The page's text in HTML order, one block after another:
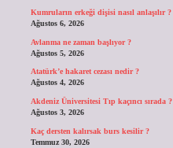
Kumruların erkeği dişisi nasıl anlaşılır ?
Ağustos 6, 2026
Avlanma ne zaman başlıyor ?
Ağustos 5, 2026
Atatürk’e hakaret cezası nedir ?
Ağustos 4, 2026
Akdeniz Üniversitesi Tıp kaçıncı sırada ?
Ağustos 3, 2026
Kaç dersten kalırsak burs kesilir ?
Temmuz 30, 2026